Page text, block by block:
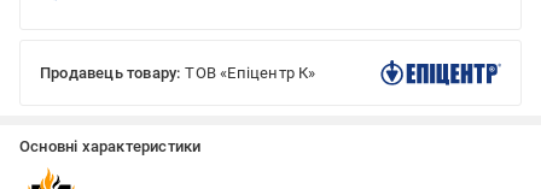
Продавець товару: ТОВ «Епіцентр К»
Основні характеристики